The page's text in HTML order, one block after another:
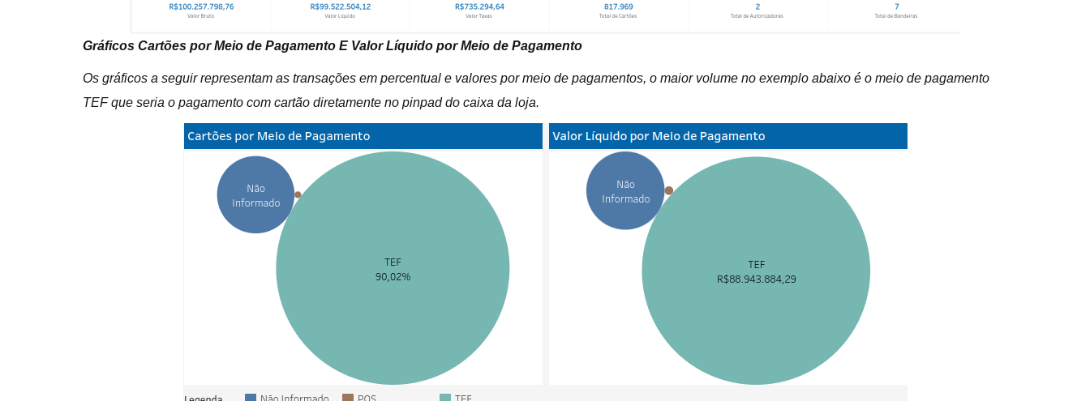
Gráficos Cartões por Meio de Pagamento E Valor Líquido por Meio de Pagamento
Os gráficos a seguir representam as transações em percentual e valores por meio de pagamentos, o maior volume no exemplo abaixo é o meio de pagamento
TEF que seria o pagamento com cartão diretamente no pinpad do caixa da loja.